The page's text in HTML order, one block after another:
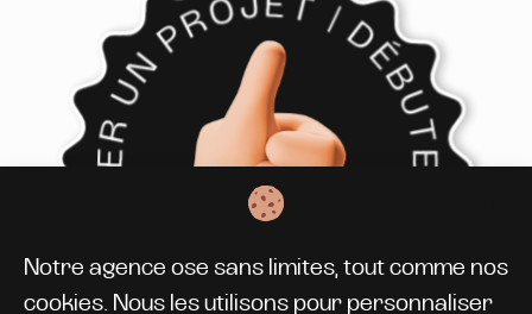
Notre agence ose sans limites, tout comme nos
cookies. Nous les utilisons pour personnaliser